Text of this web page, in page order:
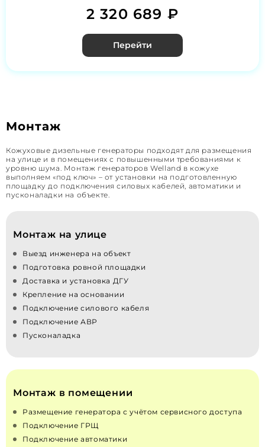
2 320 689 ₽
Перейти
Монтаж
Кожуховые дизельные генераторы подходят для размещения
на улице и в помещениях с повышенными требованиями к
уровню шума. Монтаж генераторов Welland в кожухе
выполняем «под ключ» – от установки на подготовленную
площадку до подключения силовых кабелей, автоматики и
пусконаладки на объекте.
Монтаж на улице
Выезд инженера на объект
Подготовка ровной площадки
Доставка и установка ДГУ
Крепление на основании
Подключение силового кабеля
Подключение АВР
Пусконаладка
Монтаж в помещении
Размещение генератора с учётом сервисного доступа
Подключение ГРЩ
Подключение автоматики